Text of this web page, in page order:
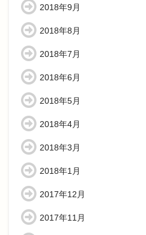
2018年9月
2018年8月
2018年7月
2018年6月
2018年5月
2018年4月
2018年3月
2018年1月
2017年12月
2017年11月